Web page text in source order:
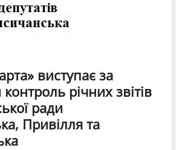
виступає за
річних звітів
ради
Привілля та